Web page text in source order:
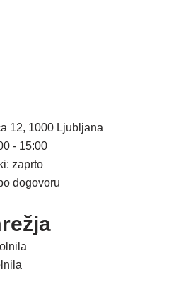
12, 1000 Ljubljana
- 15:00
zaprto
dogovoru